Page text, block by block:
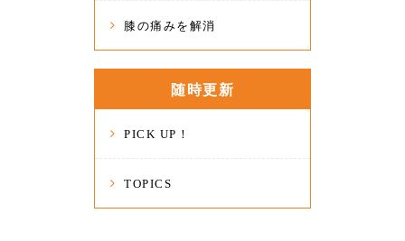
膝の痛みを解消
随時更新
PICK UP！
TOPICS